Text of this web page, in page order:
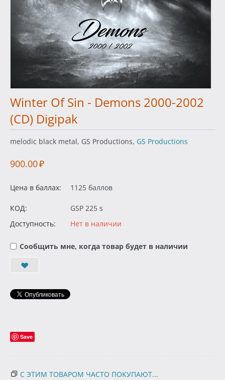
Winter Of Sin - Demons 2000-2002
(CD) Digipak
melodic black metal, GS Productions, GS Productions
900.00₽
Цена в баллах: 1125 баллов
КОД:
GSP 225 s
Доступность:
Нет в наличии
Сообщить мне, когда товар будет в наличии
Save
С ЭТИМ ТОВАРОМ ЧАСТО ПОКУПАЮТ...